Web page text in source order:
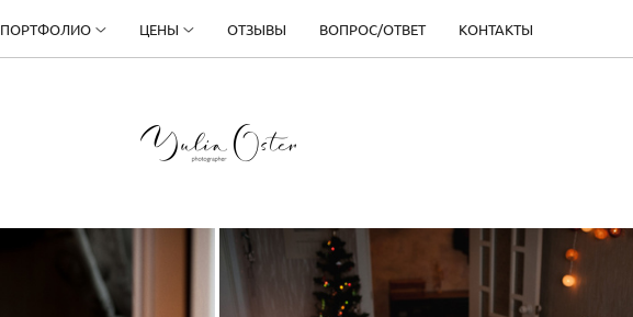
ПОРТФОЛИО ЦЕНЫ ОТЗЫВЫ ВОПРОС/ОТВЕТ КОНТАКТЫ